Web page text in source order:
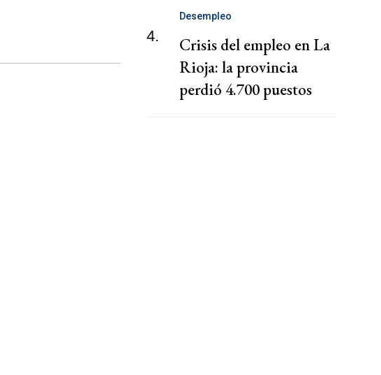
4.
Desempleo
Crisis del empleo en La
Rioja: la provincia
perdió 4.700 puestos